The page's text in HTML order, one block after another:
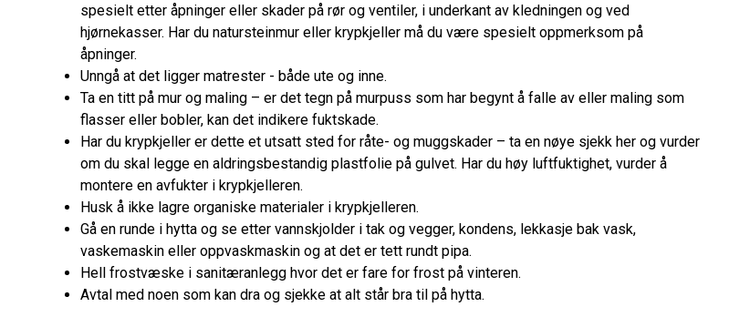
spesielt etter åpninger eller skader på rør og ventiler, i underkant av kledningen og ved
hjørnekasser. Har du natursteinmur eller krypkjeller må du være spesielt oppmerksom på
åpninger.
Unngå at det ligger matrester - både ute og inne.
Ta en titt på mur og maling – er det tegn på murpuss som har begynt å falle av eller maling som
flasser eller bobler, kan det indikere fuktskade.
Har du krypkjeller er dette et utsatt sted for råte- og muggskader – ta en nøye sjekk her og vurder
om du skal legge en aldringsbestandig plastfolie på gulvet. Har du høy luftfuktighet, vurder å
montere en avfukter i krypkjelleren.
Husk å ikke lagre organiske materialer i krypkjelleren.
Gå en runde i hytta og se etter vannskjolder i tak og vegger, kondens, lekkasje bak vask,
vaskemaskin eller oppvaskmaskin og at det er tett rundt pipa.
Hell frostvæske i sanitæranlegg hvor det er fare for frost på vinteren.
Avtal med noen som kan dra og sjekke at alt står bra til på hytta.